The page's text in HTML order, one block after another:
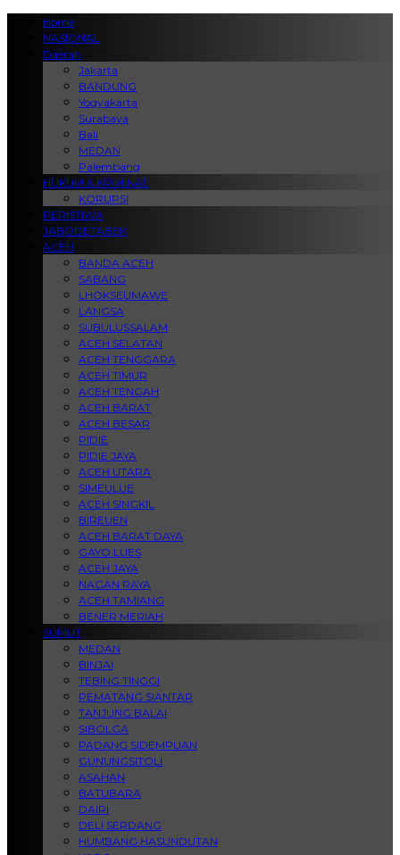
Home
NASIONAL
Daerah
Jakarta
BANDUNG
Yogyakarta
Surabaya
Bali
MEDAN
Palembang
HUKUM & KRIMINAL
KORUPSI
PERISTIWA
JABODETABEK
ACEH
BANDA ACEH
SABANG
LHOKSEUMAWE
LANGSA
SUBULUSSALAM
ACEH SELATAN
ACEH TENGGARA
ACEH TIMUR
ACEH TENGAH
ACEH BARAT
ACEH BESAR
PIDIE
PIDIE JAYA
ACEH UTARA
SIMEULUE
ACEH SINGKIL
BIREUEN
ACEH BARAT DAYA
GAYO LUES
ACEH JAYA
NAGAN RAYA
ACEH TAMIANG
BENER MERIAH
SUMUT
MEDAN
BINJAI
TEBING TINGGI
PEMATANG SIANTAR
TANJUNG BALAI
SIBOLGA
PADANG SIDEMPUAN
GUNUNGSITOLI
ASAHAN
BATUBARA
DAIRI
DELI SERDANG
HUMBANG HASUNDUTAN